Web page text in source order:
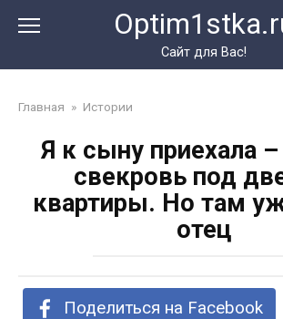
Сайт для Вас!
Главная » Истории
Я к сыну приехала
свекровь под
квартиры. Но там
отец
Поделиться на Facebook